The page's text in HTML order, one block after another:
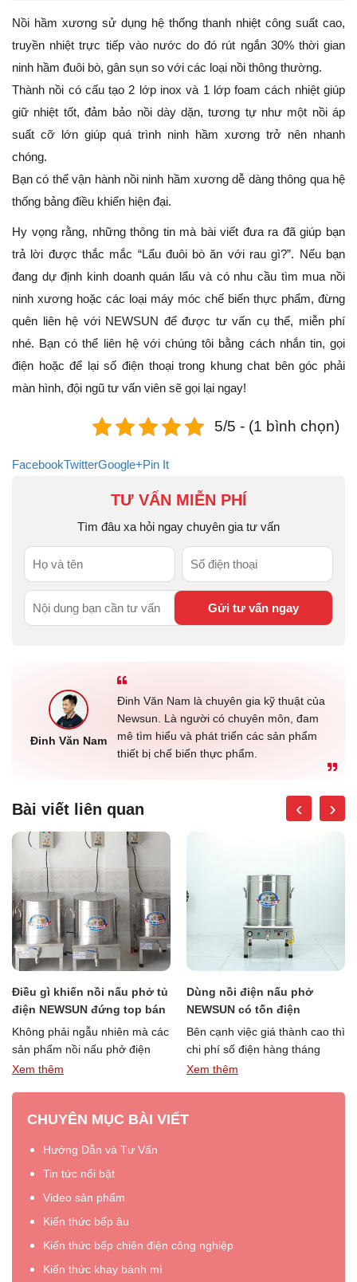
Nồi hầm xương sử dụng hệ thống thanh nhiệt công suất cao,
truyền nhiệt trực tiếp vào nước do đó rút ngắn 30% thời gian
ninh hầm đuôi bò, gân sụn so với các loại nồi thông thường.
Thành nồi có cấu tạo 2 lớp inox và 1 lớp foam cách nhiệt giúp
giữ nhiệt tốt, đảm bảo nồi dày dặn, tương tự như một nồi áp
suất cỡ lớn giúp quá trình ninh hầm xương trở nên nhanh
chóng.
Bạn có thể vận hành nồi ninh hầm xương dễ dàng thông qua hệ
thống bảng điều khiển hiện đại.
Hy vọng rằng, những thông tin mà bài viết đưa ra đã giúp bạn
trả lời được thắc mắc “Lẩu đuôi bò ăn với rau gì?”. Nếu bạn
đang dự định kinh doanh quán lẩu và có nhu cầu tìm mua nồi
ninh xương hoặc các loại máy móc chế biến thực phẩm, đừng
quên liên hệ với NEWSUN để được tư vấn cụ thể, miễn phí
nhé. Bạn có thể liên hệ với chúng tôi bằng cách nhắn tin, gọi
điện hoặc để lại số điện thoại trong khung chat bên góc phải
màn hình, đội ngũ tư vấn viên sẽ gọi lại ngay!
5/5 - (1 bình chọn)
FacebookTwitterGoogle+Pin It
TƯ VẤN MIỄN PHÍ
Tìm đâu xa hỏi ngay chuyên gia tư vấn
Đinh Văn Nam
Đinh Văn Nam là chuyên gia kỹ thuật của
Newsun. Là người có chuyên môn, đam
mê tìm hiểu và phát triển các sản phẩm
thiết bị chế biến thực phẩm.
Bài viết liên quan
Điều gì khiến nồi nấu phở tủ
điện NEWSUN đứng top bán
chạy?
Không phải ngẫu nhiên mà các
sản phẩm nồi nấu phở điện
của NEWSUN lại được nhiều
khiến
đứng
Xem thêm
Dùng nồi điện nấu phở
NEWSUN có tốn điện
không? Cách tính số điện
tiêu thụ
Bên cạnh việc giá thành cao thì
chi phí số điện hàng tháng
cũng là yếu tố khiến nhiều
Xem thêm
‹ ›
CHUYÊN MỤC BÀI VIẾT
Hướng Dẫn và Tư Vấn
Tin tức nổi bật
Video sản phẩm
Kiến thức bếp âu
Kiến thức bếp chiên điện công nghiệp
Kiến thức khay bánh mì